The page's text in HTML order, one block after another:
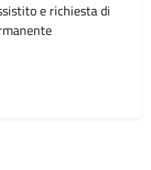
e richiesta di